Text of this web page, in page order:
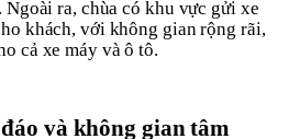
Ngoài ra, chùa có khu vực gửi xe
khách, với không gian rộng rãi,
cả xe máy và ô tô.
và không gian tâm